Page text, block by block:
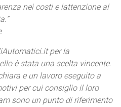
nei costi e lattenzione al
per la
è stata una scelta vincente.
e un lavoro eseguito a
per cui consiglio il loro
sono un punto di riferimento